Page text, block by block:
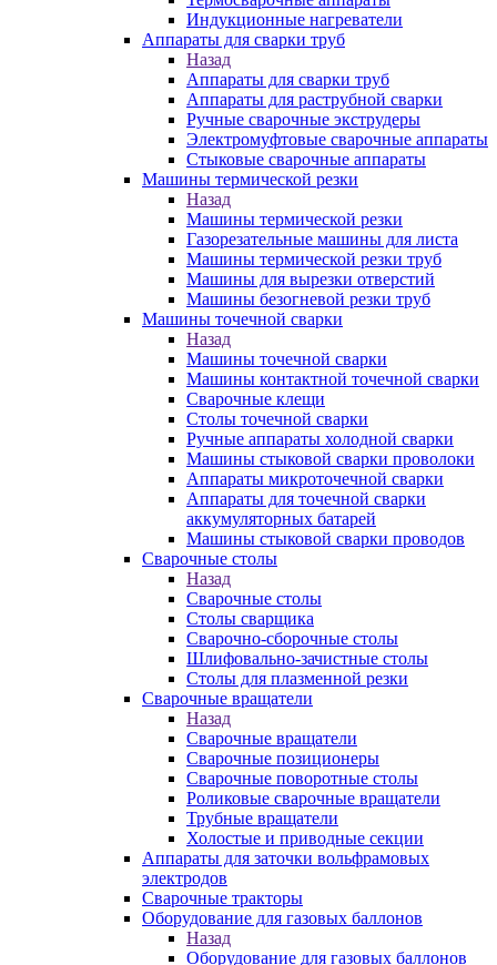
Индукционные нагреватели
Аппараты для сварки труб
Назад
Аппараты для сварки труб
Аппараты для раструбной сварки
Ручные сварочные экструдеры
Электромуфтовые сварочные аппараты
Стыковые сварочные аппараты
Машины термической резки
Назад
Машины термической резки
Газорезательные машины для листа
Машины термической резки труб
Машины для вырезки отверстий
Машины безогневой резки труб
Машины точечной сварки
Назад
Машины точечной сварки
Машины контактной точечной сварки
Сварочные клещи
Столы точечной сварки
Ручные аппараты холодной сварки
Машины стыковой сварки проволоки
Аппараты микроточечной сварки
Аппараты для точечной сварки
аккумуляторных батарей
Машины стыковой сварки проводов
Сварочные столы
Назад
Сварочные столы
Столы сварщика
Сварочно-сборочные столы
Шлифовально-зачистные столы
Столы для плазменной резки
Сварочные вращатели
Назад
Сварочные вращатели
Сварочные позиционеры
Сварочные поворотные столы
Роликовые сварочные вращатели
Трубные вращатели
Холостые и приводные секции
Аппараты для заточки вольфрамовых
электродов
Сварочные тракторы
Оборудование для газовых баллонов
Назад
Оборудование для газовых баллонов